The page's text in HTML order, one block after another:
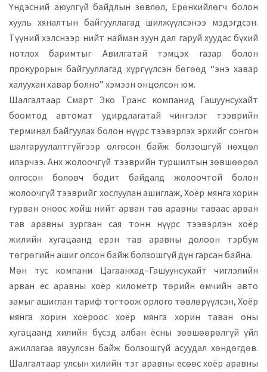
Үндэсний аюулгүй байдлын зөвлөл, Ерөнхийлөгч болон
хууль хяналтын байгууллагад шилжүүлсэнээ мэдэгдсэн.
Түүний хэлснээр нийт найман зуун дал гаруй хуудас бүхий
нотлох баримтыг Авилгатай тэмцэх газар болон
прокурорын байгууллагад хүргүүлсэн бөгөөд “энэ хавар
халуухан хавар болно” хэмээн онцолсон юм.
Шалгалтаар Смарт Эко Транс компанид Гашуунсухайт
боомтод автомат удирдлагатай чингэлэг тээврийн
терминал байгуулах болон нүүрс тээвэрлэх эрхийг сонгон
шалгаруулалтгүйгээр олгосон байж болзошгүй нөхцөл
илэрчээ. Анх жолоочгүй тээврийн туршилтын зөвшөөрөл
олгосон боловч бодит байдалд жолоочтой болон
жолоочгүй тээврийг хослуулан ашиглаж, Хоёр мянга хорин
гурван оноос хойш нийт арван тав аравны таваас арван
тав аравны зургаан сая тонн нүүрс тээвэрлэн хоёр
жилийн хугацаанд ерэн тав аравны долоон тэрбум
төгрөгийн ашиг олсон байж болзошгүй дүн гарсан байна.
Мөн тус компани Цагаанхад–Гашуунсухайт чиглэлийн
арван ес аравны хоёр километр төрийн өмчийн авто
замыг ашиглан тариф тогтоож орлого төвлөрүүлсэн, Хоёр
мянга хорин хоёроос хоёр мянга хорин таван оны
хугацаанд хилийн бүсэд албан ёсны зөвшөөрөлгүй үйл
ажиллагаа явуулсан байж болзошгүй асуудал хөндөгдөв.
Шалгалтаар улсын хилийн тэг аравны есөөс хоёр аравны